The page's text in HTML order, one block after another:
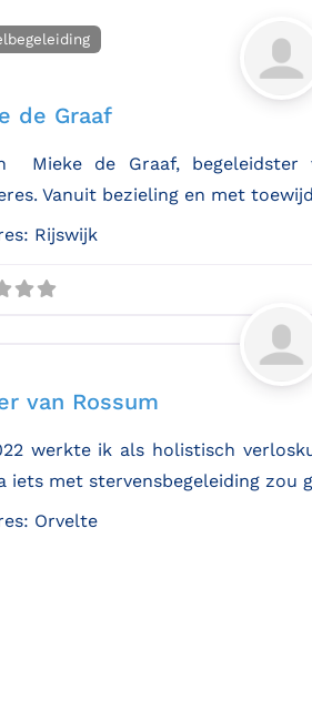
de Graaf
Mieke de Graaf, begeleidster
Vanuit bezieling en met
Rijswijk
van Rossum
werkte ik als holistisch
iets met stervensbegeleiding zou
Orvelte